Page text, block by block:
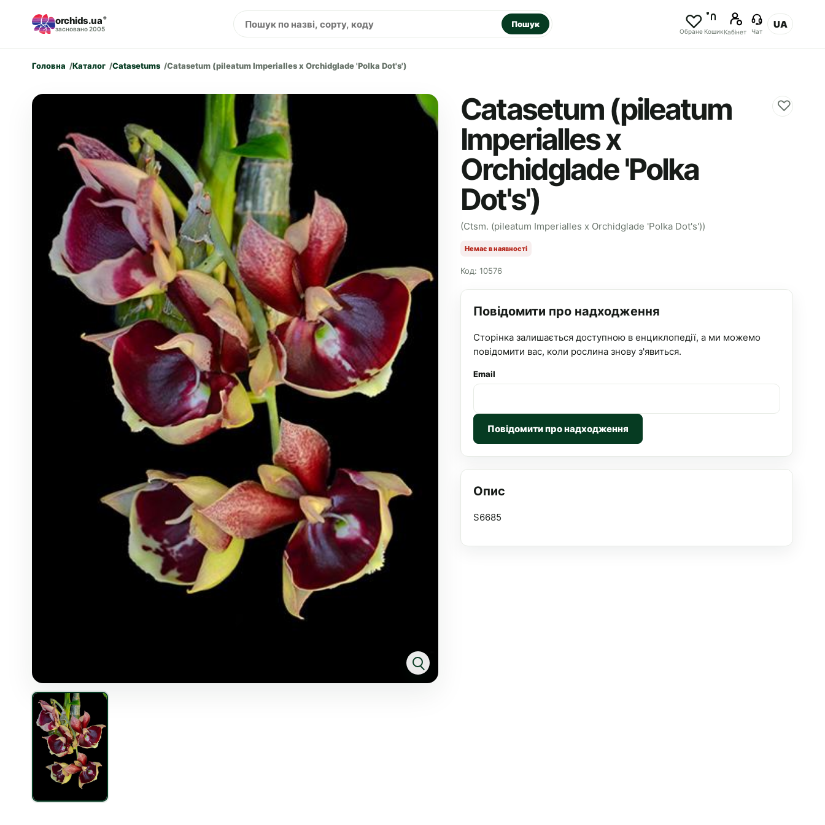
orchids.ua ®
засновано 2005 Пошук
Обране Кошик Кабінет Чат
UA
Головна Каталог Catasetums Catasetum (pileatum Imperialles x Orchidglade 'Polka Dot's')
Catasetum (pileatum
Imperialles x
Orchidglade 'Polka
Dot's')
♡
(Ctsm. (pileatum Imperialles x Orchidglade 'Polka Dot's'))
Немає в наявності
Код: 10576
Повідомити про надходження
Сторінка залишається доступною в енциклопедії, а ми можемо
повідомити вас, коли рослина знову з'явиться.
Email
Повідомити про надходження
Опис
S6685